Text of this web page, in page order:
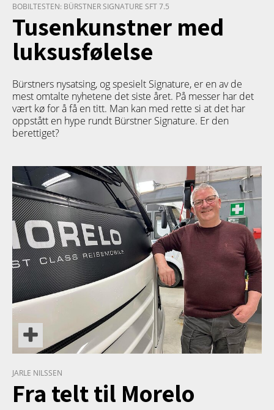
BOBILTESTEN: BÜRSTNER SIGNATURE SFT 7.5
Tusenkunstner med
luksusfølelse
Bürstners nysatsing, og spesielt Signature, er en av de
mest omtalte nyhetene det siste året. På messer har det
vært kø for å få en titt. Man kan med rette si at det har
oppstått en hype rundt Bürstner Signature. Er den
berettiget?
TETT PÅ
JARLE NILSSEN
Fra telt til Morelo